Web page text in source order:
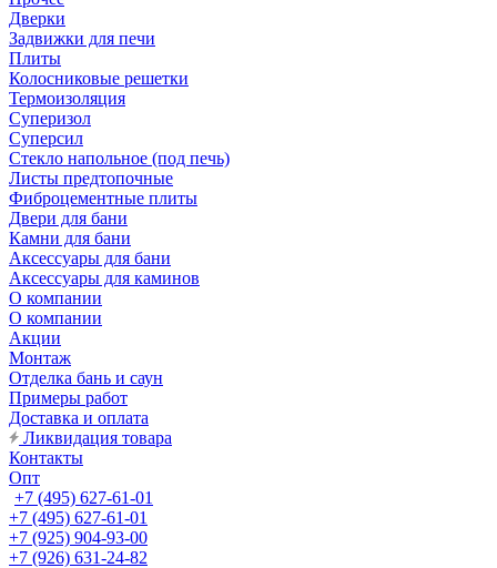
Дверки
Задвижки для печи
Плиты
Колосниковые решетки
Термоизоляция
Суперизол
Суперсил
Стекло напольное (под печь)
Листы предтопочные
Фиброцементные плиты
Двери для бани
Камни для бани
Аксессуары для бани
Аксессуары для каминов
О компании
О компании
Акции
Монтаж
Отделка бань и саун
Примеры работ
Доставка и оплата
Ликвидация товара
Контакты
Опт
+7 (495) 627-61-01
+7 (495) 627-61-01
+7 (925) 904-93-00
+7 (926) 631-24-82